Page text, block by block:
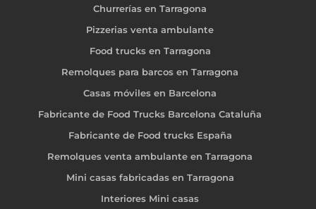
Churrerías en Tarragona
Pizzerias venta ambulante
Food trucks en Tarragona
Remolques para barcos en Tarragona
Casas móviles en Barcelona
Fabricante de Food Trucks Barcelona Cataluña
Fabricante de Food trucks España
Remolques venta ambulante en Tarragona
Mini casas fabricadas en Tarragona
Interiores Mini casas